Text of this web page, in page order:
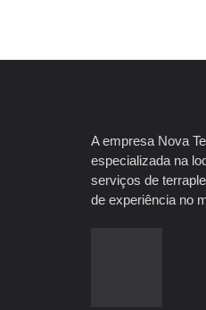
A empresa Nova
especializada na
serviços de
de experiência no